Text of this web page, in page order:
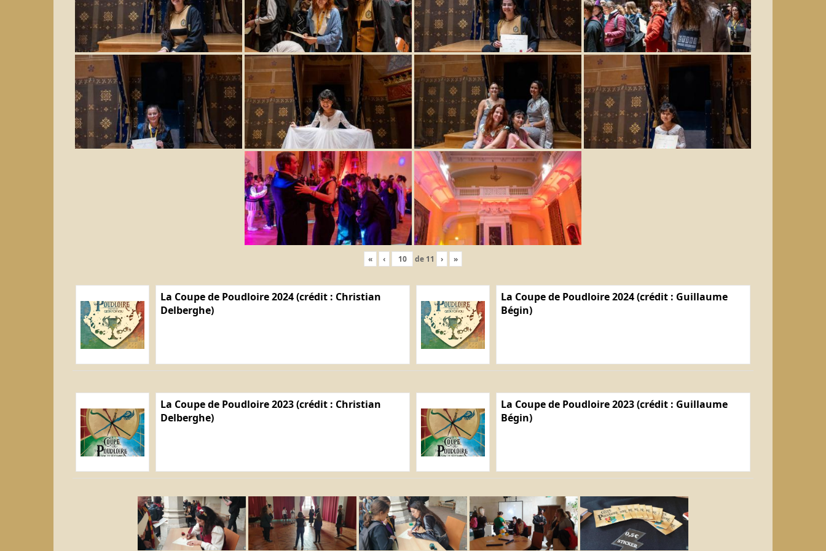
« ‹ de 11 › »
La Coupe de Poudloire 2024 (crédit : Christian
Delberghe)
La Coupe de Poudloire 2024 (crédit : Guillaume
Bégin)
La Coupe de Poudloire 2023 (crédit : Christian
Delberghe)
La Coupe de Poudloire 2023 (crédit : Guillaume
Bégin)